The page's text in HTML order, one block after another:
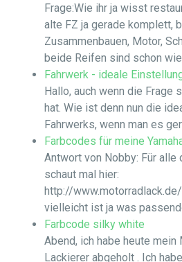
Frage:Wie ihr ja wisst
alte FZ ja gerade komplett,
Zusammenbauen, Motor,
beide Reifen sind schon
Fahrwerk - ideale
Hallo, auch wenn die Frage
hat. Wie ist denn nun die
Fahrwerks, wenn man es
Farbcodes für meine
Antwort von Nobby: Für alle
schaut mal hier:
http://
vielleicht ist ja was
Farbcode silky white
Abend, ich habe heute
Lackierer abgeholt . Ich